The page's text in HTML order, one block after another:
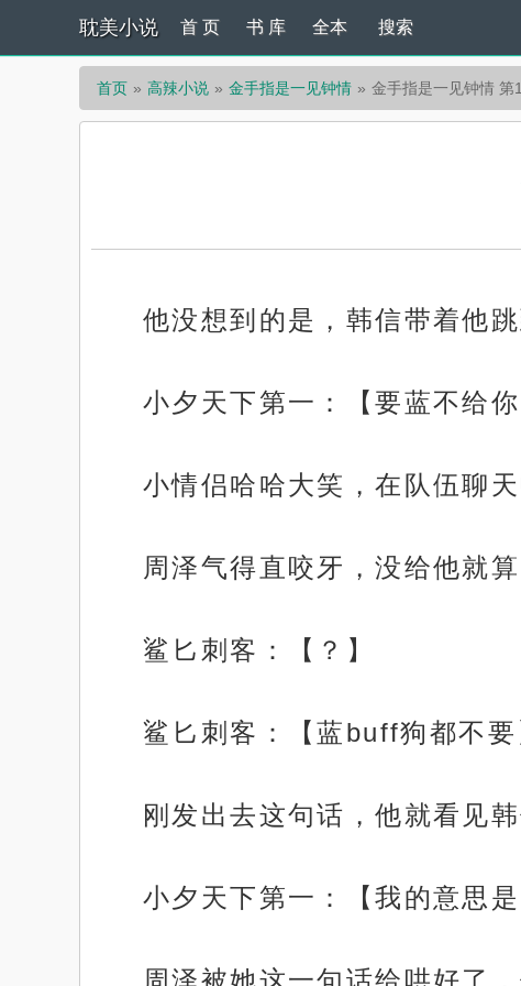
耽美小说 首 页 书 库 全本 搜索
首页 高辣小说 金手指是一见钟情 金手指是一见钟情 第
他没想到的是，韩信带着他
小夕天下第一：【要蓝不给你
小情侣哈哈大笑，在队伍聊天
周泽气得直咬牙，没给他就
鲨匕刺客：【？】
鲨匕刺客：【蓝buff狗都不要
刚发出去这句话，他就看见
小夕天下第一：【我的意思
周泽被她这一句话给哄好了